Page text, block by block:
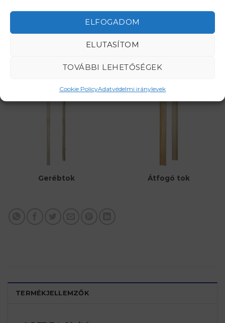
ELFOGADOM
ELUTASÍTOM
TOVÁBBI LEHETŐSÉGEK
Cookie PolicyAdatvédelmi iránylevek
RENDELJE MEG MOST!
Gerébtok Átfogó tok
TERMÉKJELLEMZŐK